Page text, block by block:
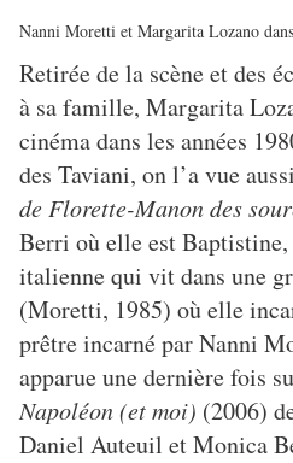
Nanni Moretti et Margarita Lozano dans
Retirée de la scène et des
à sa famille, Margarita
cinéma dans les années
des Taviani, on l’a vue
de Florette-Manon des
Berri où elle est
italienne qui vit dans une
(Moretti, 1985) où elle
prêtre incarné par Nanni
apparue une dernière fois
Napoléon (et moi) (2006)
Daniel Auteuil et Monica